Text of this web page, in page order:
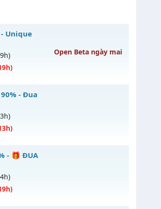
- Unique
Open Beta ngày mai
90% - Đua
Set
- 🎁 ĐUA